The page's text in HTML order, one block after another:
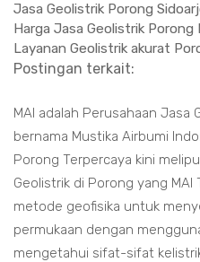
Jasa Geolistrik Porong
Harga Jasa Geolistrik Porong
Layanan Geolistrik akurat
Postingan terkait:
MAI adalah Perusahaan Jasa
bernama Mustika Airbumi
Porong Terpercaya kini
Geolistrik di Porong yang MAI
metode geofisika untuk
permukaan dengan
mengetahui sifat-sifat